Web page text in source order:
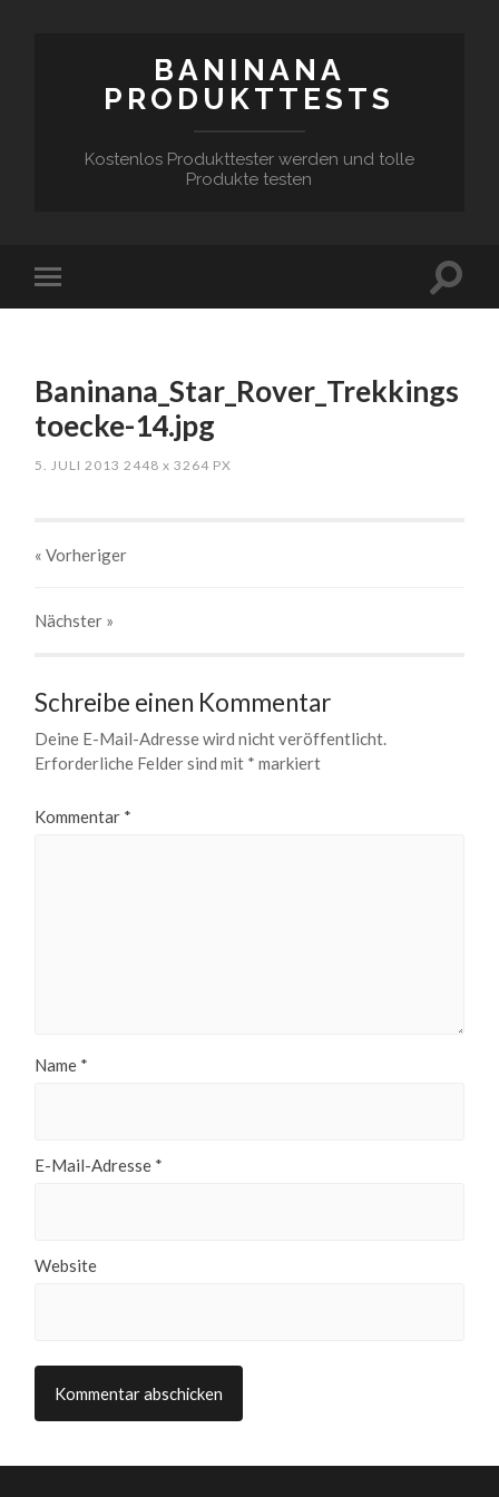
BANINANA
PRODUKTTESTS
Kostenlos Produkttester werden und tolle
Produkte testen
Baninana_Star_Rover_Trekkings
toecke-14.jpg
5. JULI 2013 2448x 3264 PX
« Vorheriger
Nächster »
Schreibe einen Kommentar
Deine E-Mail-Adresse wird nicht veröffentlicht.
Erforderliche Felder sind mit * markiert
Kommentar *
Name *
E-Mail-Adresse *
Website